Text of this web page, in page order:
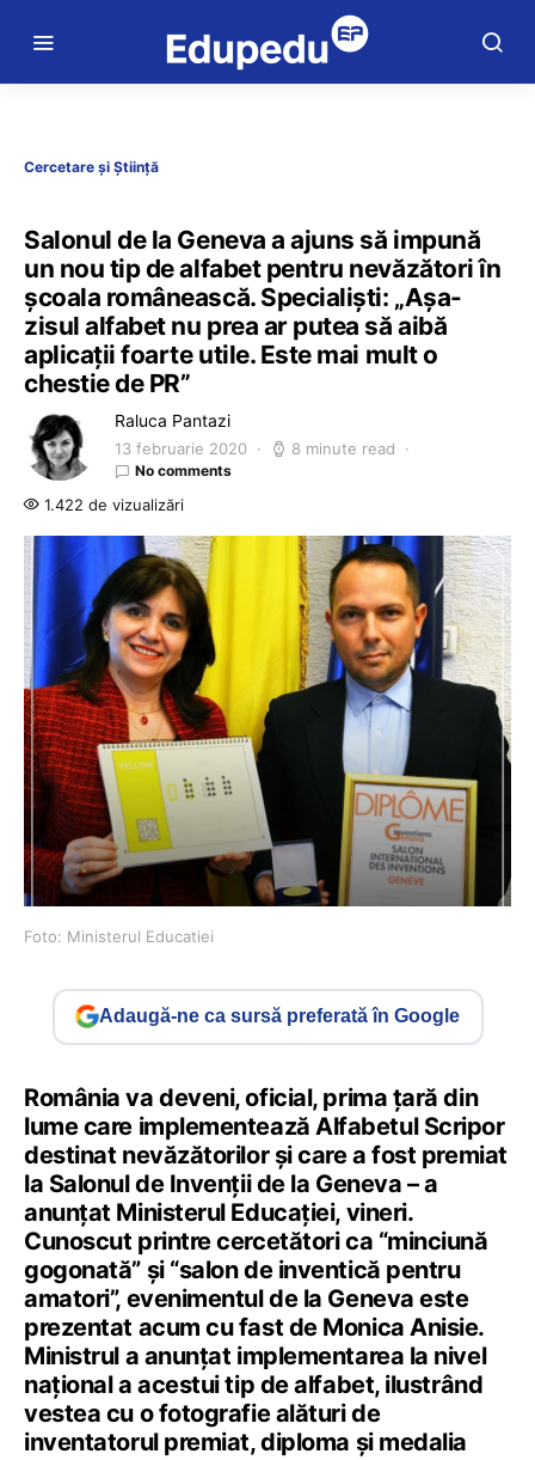
Cercetare și Știință
Salonul de la Geneva a ajuns să impună
un nou tip de alfabet pentru nevăzători în
școala românească. Specialiști: „Așa-
zisul alfabet nu prea ar putea să aibă
aplicații foarte utile. Este mai mult o
chestie de PR”
Raluca Pantazi
13 februarie 2020 8 minute read
No comments
1.422 de vizualizări
Foto: Ministerul Educatiei
Adaugă-ne ca sursă preferată în Google
România va deveni, oficial, prima țară din
lume care implementează Alfabetul Scripor
destinat nevăzătorilor și care a fost premiat
la Salonul de Invenții de la Geneva – a
anunțat Ministerul Educației, vineri.
Cunoscut printre cercetători ca “minciună
gogonată” și “salon de inventică pentru
amatori”, evenimentul de la Geneva este
prezentat acum cu fast de Monica Anisie.
Ministrul a anunțat implementarea la nivel
național a acestui tip de alfabet, ilustrând
vestea cu o fotografie alături de
inventatorul premiat, diploma și medalia